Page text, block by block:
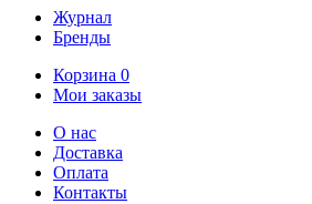
Журнал
Бренды
Корзина 0
Мои заказы
О нас
Доставка
Оплата
Контакты